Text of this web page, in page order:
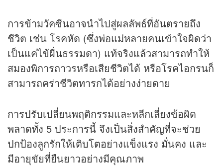
การข้ามวัคซีนอาจนำไปสู่ผลลัพธ์ที่อันตรายถึง
ชีวิต เช่น โรคหัด (ซึ่งพ่อแม่หลายคนเข้าใจผิดว่า
เป็นแค่ไข้ผื่นธรรมดา) แท้จริงแล้วสามารถทำให้
สมองพิการถาวรหรือเสียชีวิตได้ หรือโรคไอกรนก็
สามารถคร่าชีวิตทารกได้อย่างง่ายดาย
การปรับเปลี่ยนพฤติกรรมและหลีกเลี่ยงข้อผิด
พลาดทั้ง 5 ประการนี้ จึงเป็นสิ่งสำคัญที่จะช่วย
ปกป้องลูกรักให้เติบโตอย่างแข็งแรง มั่นคง และ
มีอายุขัยที่ยืนยาวอย่างมีคุณภาพ